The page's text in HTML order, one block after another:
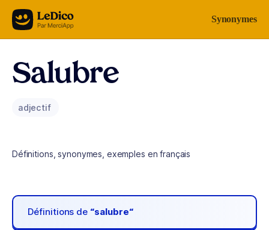
Aller au contenu Synonymes
Salubre
adjectif
Définitions, synonymes, exemples en français
Définitions de “salubre“